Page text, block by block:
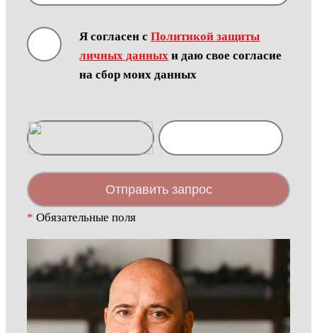
Я согласен сПолитикой защиты
личных данных и даю свое согласие
на сбор моих данных
Отправить запрос
* Обязательные поля